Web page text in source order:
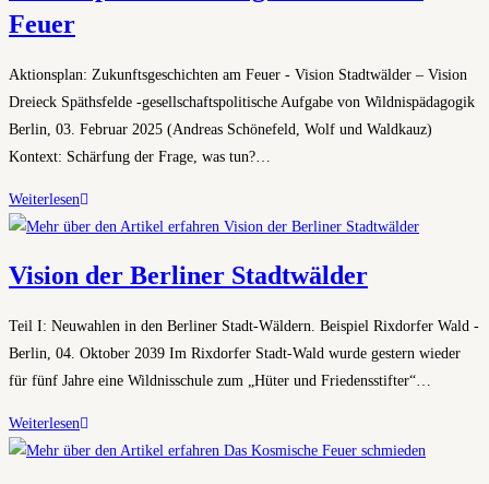
Feuer
Aktionsplan: Zukunftsgeschichten am Feuer - Vision Stadtwälder – Vision
Dreieck Späthsfelde -gesellschaftspolitische Aufgabe von Wildnispädagogik
Berlin, 03. Februar 2025 (Andreas Schönefeld, Wolf und Waldkauz)
Kontext: Schärfung der Frage, was tun?…
WeiterlesenAktionsplan
Zukunftsgeschichten
Feuer
Vision der Berliner Stadtwälder
Teil I: Neuwahlen in den Berliner Stadt-Wäldern. Beispiel Rixdorfer Wald -
Berlin, 04. Oktober 2039 Im Rixdorfer Stadt-Wald wurde gestern wieder
für fünf Jahre eine Wildnisschule zum „Hüter und Friedensstifter“…
WeiterlesenVision
der